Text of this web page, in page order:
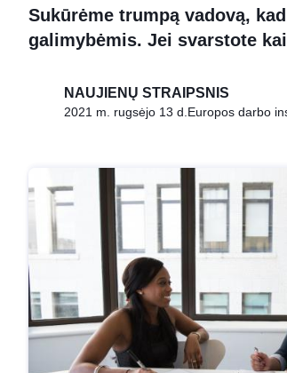
Sukūrėme trumpą vadovą,
galimybėmis. Jei svarstote
NAUJIENŲ STRAIPSNIS
2021 m. rugsėjo 13 d.Europos darbo